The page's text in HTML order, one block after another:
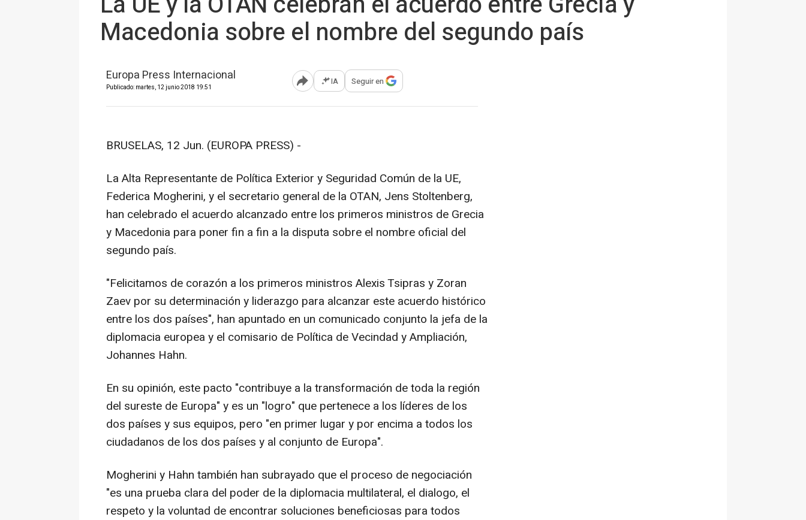
Macedonia sobre el nombre del segundo país
Europa Press Internacional
Publicado: martes, 12 junio 2018 19:51 Abrir opciones para compartir
IA Seguir en
BRUSELAS, 12 Jun. (EUROPA PRESS) -
La Alta Representante de Política Exterior y Seguridad Común de la UE,
Federica Mogherini, y el secretario general de la OTAN, Jens Stoltenberg,
han celebrado el acuerdo alcanzado entre los primeros ministros de Grecia
y Macedonia para poner fin a fin a la disputa sobre el nombre oficial del
segundo país.
"Felicitamos de corazón a los primeros ministros Alexis Tsipras y Zoran
Zaev por su determinación y liderazgo para alcanzar este acuerdo histórico
entre los dos países", han apuntado en un comunicado conjunto la jefa de la
diplomacia europea y el comisario de Política de Vecindad y Ampliación,
Johannes Hahn.
En su opinión, este pacto "contribuye a la transformación de toda la región
del sureste de Europa" y es un "logro" que pertenece a los líderes de los
dos países y sus equipos, pero "en primer lugar y por encima a todos los
ciudadanos de los dos países y al conjunto de Europa".
Mogherini y Hahn también han subrayado que el proceso de negociación
"es una prueba clara del poder de la diplomacia multilateral, el dialogo, el
respeto y la voluntad de encontrar soluciones beneficiosas para todos